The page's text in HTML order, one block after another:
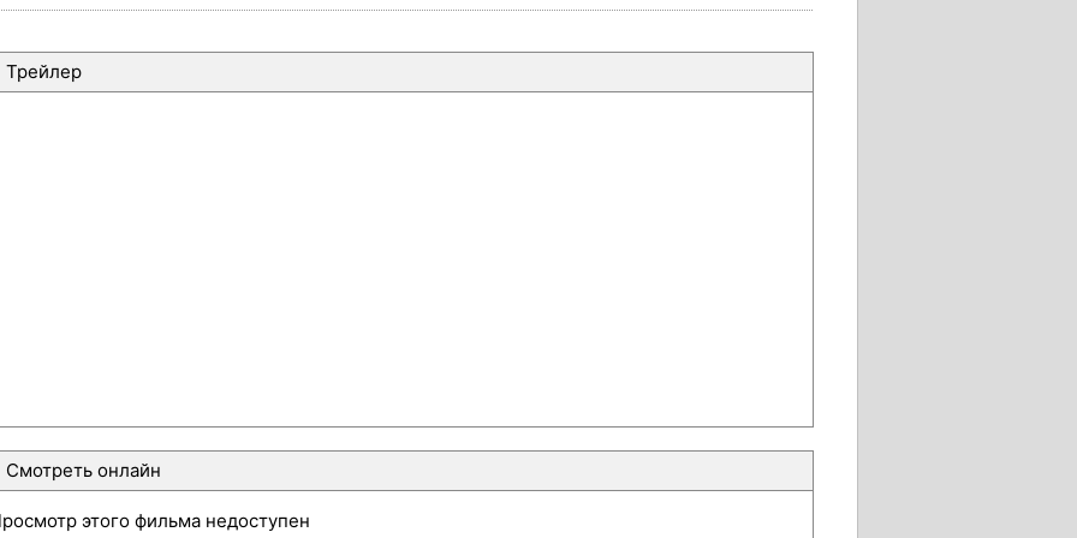
Трейлер
Смотреть онлайн
этого фильма недоступен